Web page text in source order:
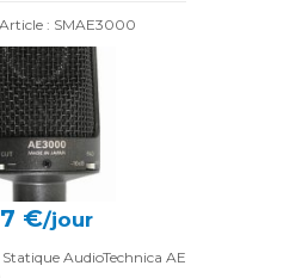
: SMAE3000
€/jour
AudioTechnica AE